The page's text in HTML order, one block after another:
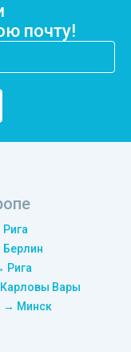
почту!
Рига
Вары
→ Минск